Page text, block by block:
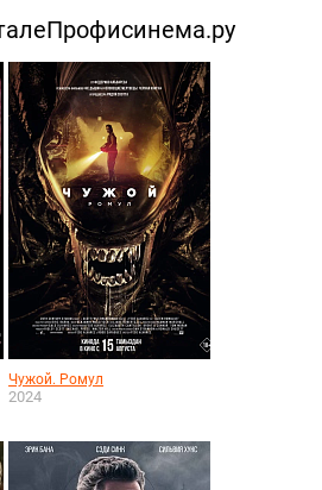
Профисинема.ру
Чужой. Ромул
2024